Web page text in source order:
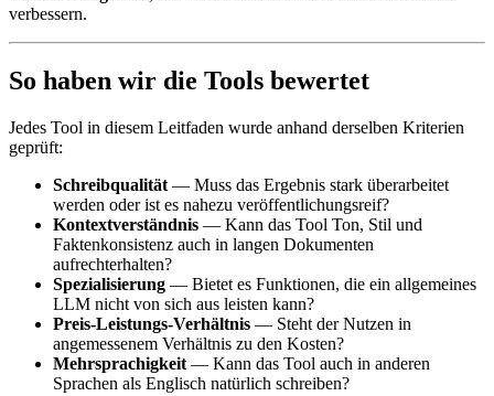
verbessern.
So haben wir die Tools bewertet
Jedes Tool in diesem Leitfaden wurde anhand derselben Kriterien
geprüft:
Schreibqualität — Muss das Ergebnis stark überarbeitet
werden oder ist es nahezu veröffentlichungsreif?
Kontextverständnis — Kann das Tool Ton, Stil und
Faktenkonsistenz auch in langen Dokumenten
aufrechterhalten?
Spezialisierung — Bietet es Funktionen, die ein allgemeines
LLM nicht von sich aus leisten kann?
Preis-Leistungs-Verhältnis — Steht der Nutzen in
angemessenem Verhältnis zu den Kosten?
Mehrsprachigkeit — Kann das Tool auch in anderen
Sprachen als Englisch natürlich schreiben?